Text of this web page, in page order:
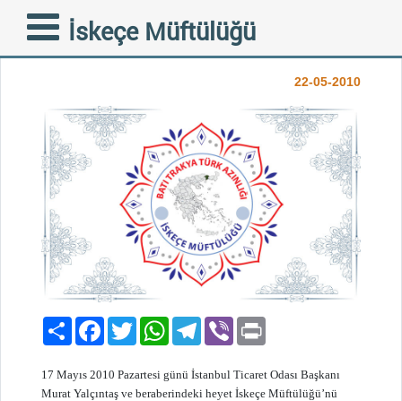
İskeçe Müftülüğü
İTO BAŞKANI İSKEÇE
MÜFTÜLÜĞÜ’NDE
22-05-2010
PaylaşFacebook
TwitterWhatsAppTelegram
Viber
17 Mayıs 2010 Pazartesi günü İstanbul Ticaret Odası Başkanı
Murat Yalçıntaş ve beraberindeki heyet İskeçe Müftülüğü’nü